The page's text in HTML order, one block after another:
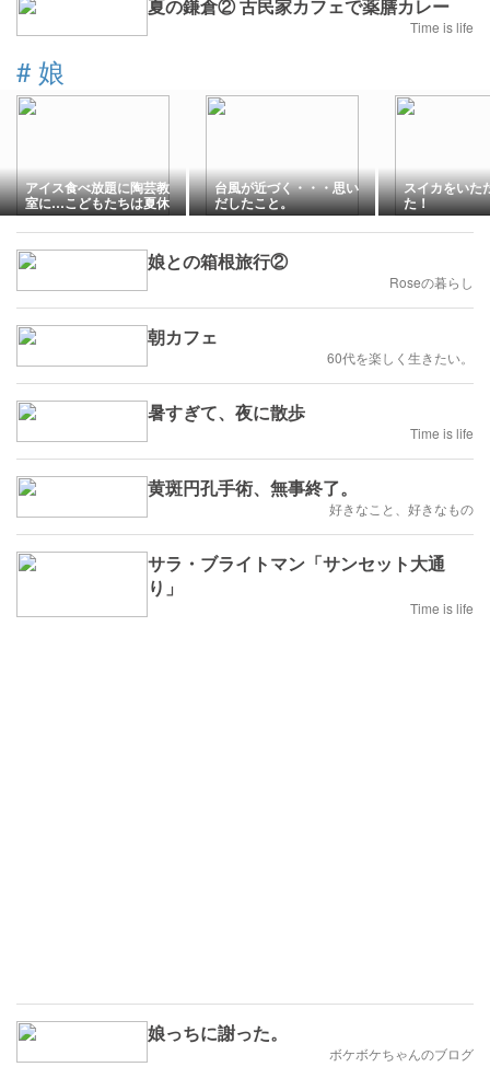
夏の鎌倉② 古民家カフェで薬膳カレー
Time is life
# 娘
アイス食べ放題に陶芸教
室に…こどもたちは夏休
みも大忙しなんです！
台風が近づく・・・思い
だしたこと。
スイカをいた
た！
娘との箱根旅行②
Roseの暮らし
朝カフェ
60代を楽しく生きたい。
暑すぎて、夜に散歩
Time is life
黄斑円孔手術、無事終了。
好きなこと、好きなもの
サラ・ブライトマン「サンセット大通
り」
Time is life
娘っちに謝った。
ボケボケちゃんのブログ